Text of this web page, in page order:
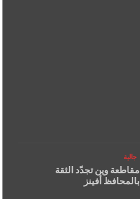
جالية
مقاطعة وين تجدّد الثقة
بالمحافظ أفينز